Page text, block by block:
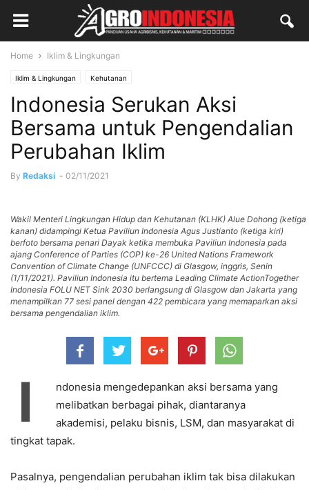
Home Iklim & Lingkungan
Iklim & Lingkungan Kehutanan
Indonesia Serukan Aksi
Bersama untuk Pengendalian
Perubahan Iklim
By Redaksi - 02/11/2021
Wakil Menteri Lingkungan Hidup dan Kehutanan (KLHK) Alue Dohong (ketiga
kanan) didampingi Ketua Paviliun Indonesia Agus Justianto (ketiga kiri)
berfoto bersama penari Dayak ketika membuka Paviliun Indonesia pada
ajang Conference of Parties (COP) ke-26 United Nations Framework
Convention of Climate Change (UNFCCC) di Glasgow, inggris, Senin
(1/11/2021). Paviliun Indonesia itu bertema Leading Climate ActionTogether
Indonesia FOLU NET Sink 2030 berlangsung di Glasgow dan Jakarta yang
menampilkan 77 sesi panel dengan 422 pembicara yang memaparkan aksi
bersama pengendalian iklim.
I
ndonesia mengedepankan aksi bersama yang
melibatkan berbagai pihak, diantaranya
akademisi, pelaku bisnis, LSM, dan masyarakat di
tingkat tapak.
Pasalnya, pengendalian perubahan iklim tak bisa dilakukan